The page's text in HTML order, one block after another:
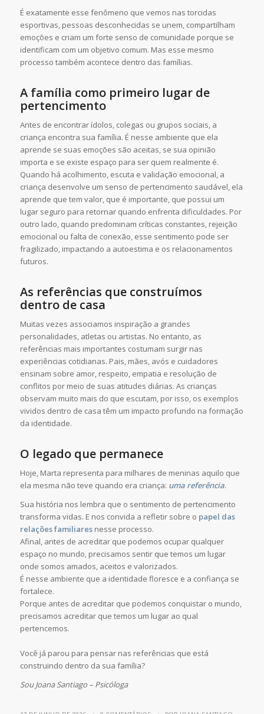
É exatamente esse fenômeno que vemos nas torcidas
esportivas, pessoas desconhecidas se unem, compartilham
emoções e criam um forte senso de comunidade porque se
identificam com um objetivo comum. Mas esse mesmo
processo também acontece dentro das famílias.
A família como primeiro lugar de
pertencimento
Antes de encontrar ídolos, colegas ou grupos sociais, a
criança encontra sua família. É nesse ambiente que ela
aprende se suas emoções são aceitas, se sua opinião
importa e se existe espaço para ser quem realmente é.
Quando há acolhimento, escuta e validação emocional, a
criança desenvolve um senso de pertencimento saudável, ela
aprende que tem valor, que é importante, que possui um
lugar seguro para retornar quando enfrenta dificuldades. Por
outro lado, quando predominam críticas constantes, rejeição
emocional ou falta de conexão, esse sentimento pode ser
fragilizado, impactando a autoestima e os relacionamentos
futuros.
As referências que construímos
dentro de casa
Muitas vezes associamos inspiração a grandes
personalidades, atletas ou artistas. No entanto, as
referências mais importantes costumam surgir nas
experiências cotidianas. Pais, mães, avós e cuidadores
ensinam sobre amor, respeito, empatia e resolução de
conflitos por meio de suas atitudes diárias. As crianças
observam muito mais do que escutam, por isso, os exemplos
vividos dentro de casa têm um impacto profundo na formação
da identidade.
O legado que permanece
Hoje, Marta representa para milhares de meninas aquilo que
ela mesma não teve quando era criança: uma referência.
Sua história nos lembra que o sentimento de pertencimento
transforma vidas. E nos convida a refletir sobre o papel das
relações familiaresnesse processo.
Afinal, antes de acreditar que podemos ocupar qualquer
espaço no mundo, precisamos sentir que temos um lugar
onde somos amados, aceitos e valorizados.
É nesse ambiente que a identidade floresce e a confiança se
fortalece.
Porque antes de acreditar que podemos conquistar o mundo,
precisamos acreditar que temos um lugar ao qual
pertencemos.
Você já parou para pensar nas referências que está
construindo dentro da sua família?
Sou Joana Santiago – Psicóloga